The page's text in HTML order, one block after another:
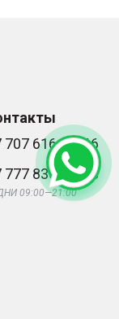
707 616-61-66
777 836-66-33
09:00—21:00